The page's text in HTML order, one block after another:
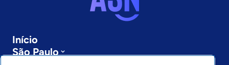
Início
São Paulo